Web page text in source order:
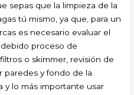
sepas que la limpieza de la
tú mismo, ya que, para un
es necesario evaluar el
proceso de
o skimmer, revisión de
paredes y fondo de la
y lo más importante usar